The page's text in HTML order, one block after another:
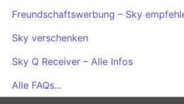
Freundschaftswerbung – Sky
Sky verschenken
Sky Q Receiver – Alle Infos
Alle FAQs…